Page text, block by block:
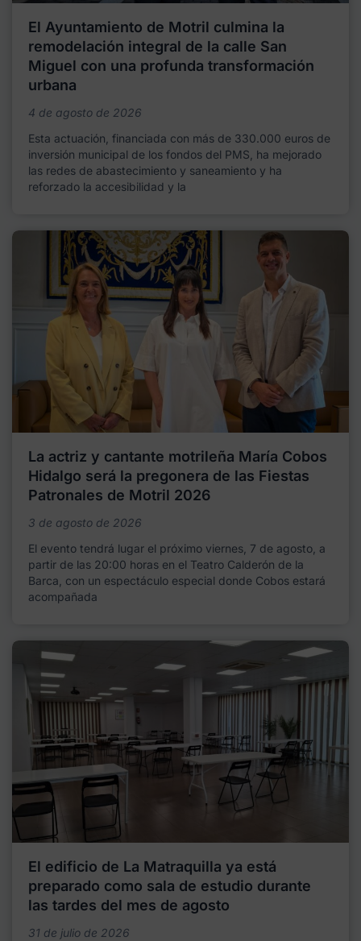
El Ayuntamiento de Motril culmina la
remodelación integral de la calle San
Miguel con una profunda transformación
urbana
4 de agosto de 2026
Esta actuación, financiada con más de 330.000 euros de
inversión municipal de los fondos del PMS, ha mejorado
las redes de abastecimiento y saneamiento y ha
reforzado la accesibilidad y la
La actriz y cantante motrileña María Cobos
Hidalgo será la pregonera de las Fiestas
Patronales de Motril 2026
3 de agosto de 2026
El evento tendrá lugar el próximo viernes, 7 de agosto, a
partir de las 20:00 horas en el Teatro Calderón de la
Barca, con un espectáculo especial donde Cobos estará
acompañada
El edificio de La Matraquilla ya está
preparado como sala de estudio durante
las tardes del mes de agosto
31 de julio de 2026